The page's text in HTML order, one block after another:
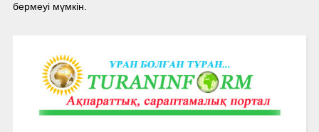
бермеуі мүмкін.